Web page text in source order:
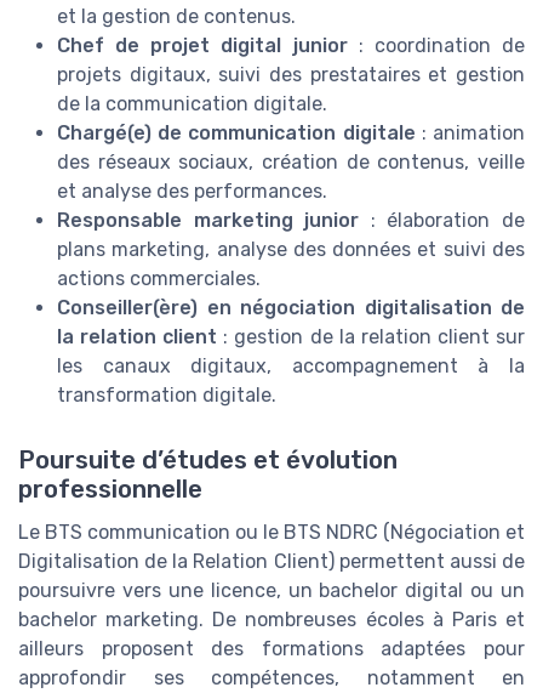
et la gestion de contenus.
Chef de projet digital junior: coordination de
projets digitaux, suivi des prestataires et gestion
de la communication digitale.
Chargé(e) de communication digitale : animation
des réseaux sociaux, création de contenus, veille
et analyse des performances.
Responsable marketing junior : élaboration de
plans marketing, analyse des données et suivi des
actions commerciales.
Conseiller(ère) en négociation digitalisation de
la relation client : gestion de la relation client sur
les canaux digitaux, accompagnement à la
transformation digitale.
Poursuite d’études et évolution
professionnelle
Le BTS communication ou le BTS NDRC (Négociation et
Digitalisation de la Relation Client) permettent aussi de
poursuivre vers une licence, un bachelor digital ou un
bachelor marketing. De nombreuses écoles à Paris et
ailleurs proposent des formations adaptées pour
approfondir ses compétences, notamment en